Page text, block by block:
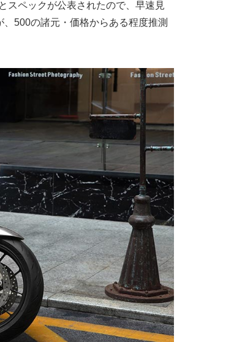
スペックが公表されたので、早速見
500の諸元・価格からある程度推測